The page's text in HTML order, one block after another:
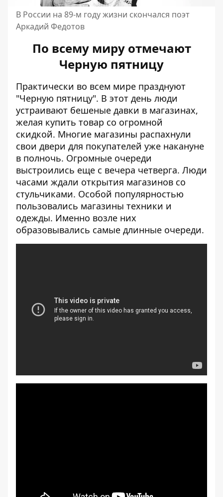
В России на 89-м году жизни скончался поэт
Аркадий Федотов
По всему миру отмечают
Черную пятницу
Практически во всем мире празднуют
"Черную пятницу". В этот день люди
устраивают бешеные давки в магазинах,
желая купить товар со огромной
скидкой. Многие магазины распахнули
свои двери для покупателей уже накануне
в полночь. Огромные очереди
выстроились еще с вечера четверга. Люди
часами ждали открытия магазинов со
стульчиками. Особой популярностью
пользовались магазины техники и
одежды. Именно возле них
образовывались самые длинные очереди.